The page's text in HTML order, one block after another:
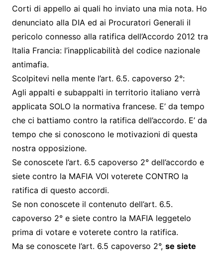
Corti di appello ai quali ho inviato una mia nota. Ho
denunciato alla DIA ed ai Procuratori Generali il
pericolo connesso alla ratifica dell’Accordo 2012 tra
Italia Francia: l’inapplicabilità del codice nazionale
antimafia.
Scolpitevi nella mente l’art. 6.5. capoverso 2°:
Agli appalti e subappalti in territorio italiano verrà
applicata SOLO la normativa francese. E’ da tempo
che ci battiamo contro la ratifica dell’accordo. E’ da
tempo che si conoscono le motivazioni di questa
nostra opposizione.
Se conoscete l’art. 6.5 capoverso 2° dell’accordo e
siete contro la MAFIA VOI voterete CONTRO la
ratifica di questo accordi.
Se non conoscete il contenuto dell’art. 6.5.
capoverso 2° e siete contro la MAFIA leggetelo
prima di votare e voterete contro la ratifica.
Ma se conoscete l’art. 6.5 capoverso 2°, se siete